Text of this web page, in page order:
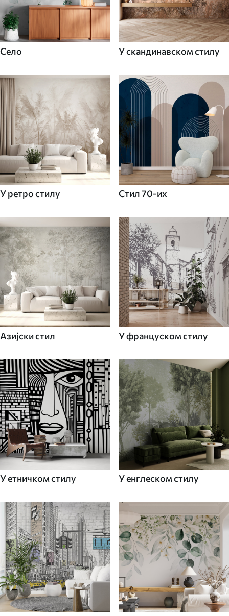
Село У скандинавском стилу
У ретро стилу Стил 70-их
Азијски стил У француском стилу
У етничком стилу У енглеском стилу